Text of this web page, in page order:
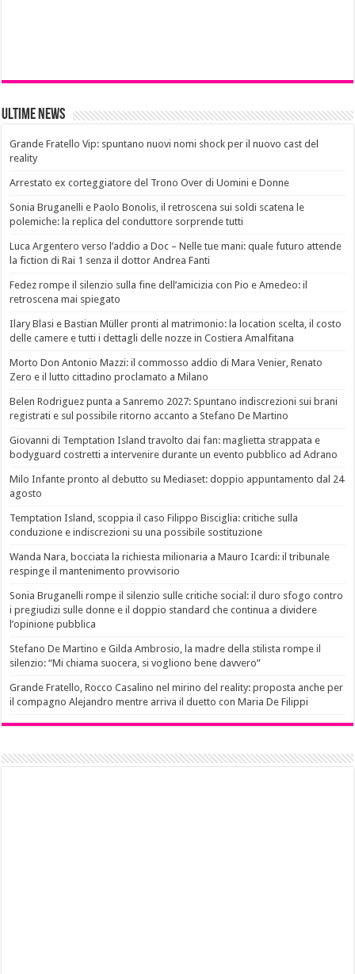
Ultime News
Grande Fratello Vip: spuntano nuovi nomi shock per il nuovo cast del
reality
Arrestato ex corteggiatore del Trono Over di Uomini e Donne
Sonia Bruganelli e Paolo Bonolis, il retroscena sui soldi scatena le
polemiche: la replica del conduttore sorprende tutti
Luca Argentero verso l’addio a Doc – Nelle tue mani: quale futuro attende
la fiction di Rai 1 senza il dottor Andrea Fanti
Fedez rompe il silenzio sulla fine dell’amicizia con Pio e Amedeo: il
retroscena mai spiegato
Ilary Blasi e Bastian Müller pronti al matrimonio: la location scelta, il costo
delle camere e tutti i dettagli delle nozze in Costiera Amalfitana
Morto Don Antonio Mazzi: il commosso addio di Mara Venier, Renato
Zero e il lutto cittadino proclamato a Milano
Belen Rodriguez punta a Sanremo 2027: Spuntano indiscrezioni sui brani
registrati e sul possibile ritorno accanto a Stefano De Martino
Giovanni di Temptation Island travolto dai fan: maglietta strappata e
bodyguard costretti a intervenire durante un evento pubblico ad Adrano
Milo Infante pronto al debutto su Mediaset: doppio appuntamento dal 24
agosto
Temptation Island, scoppia il caso Filippo Bisciglia: critiche sulla
conduzione e indiscrezioni su una possibile sostituzione
Wanda Nara, bocciata la richiesta milionaria a Mauro Icardi: il tribunale
respinge il mantenimento provvisorio
Sonia Bruganelli rompe il silenzio sulle critiche social: il duro sfogo contro
i pregiudizi sulle donne e il doppio standard che continua a dividere
l’opinione pubblica
Stefano De Martino e Gilda Ambrosio, la madre della stilista rompe il
silenzio: “Mi chiama suocera, si vogliono bene davvero”
Grande Fratello, Rocco Casalino nel mirino del reality: proposta anche per
il compagno Alejandro mentre arriva il duetto con Maria De Filippi